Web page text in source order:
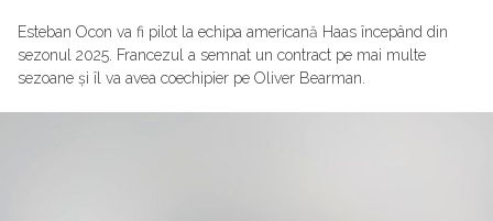
Esteban Ocon va fi pilot la echipa americană Haas începând din
sezonul 2025. Francezul a semnat un contract pe mai multe
sezoane și îl va avea coechipier pe Oliver Bearman.